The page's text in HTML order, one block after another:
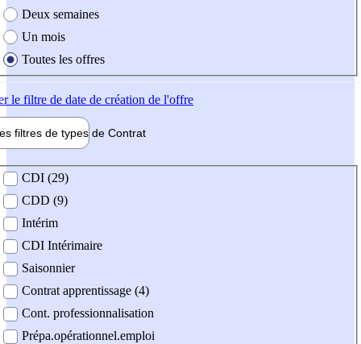
Deux semaines
Un mois
Toutes les offres
le filtre de date de création de l'offre
filtres de types de Contrat
contrat
CDI (29)
CDD (9)
Intérim
CDI Intérimaire
Saisonnier
Contrat apprentissage (4)
Cont. professionnalisation
Prépa.opérationnel.emploi